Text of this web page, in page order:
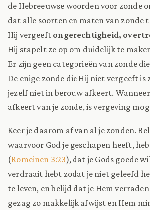
de Hebreeuwse woorden voor zonde
dat alle soorten en maten van zonde
Hij vergeeft ongerechtigheid,
Hij stapelt ze op om duidelijk te
Er zijn geen categorieën van zonde
De enige zonde die Hij niet vergeeft is
jezelf niet in berouw afkeert.
afkeert van je zonde, is vergeving
Keer je daarom af van al je zonden.
waarvoor God je geschapen heeft,
(Romeinen 3:23), dat je Gods goede
verdraait hebt zodat je niet geleefd
te leven, en belijd dat je Hem
gezag zo makkelijk afwijst en Hem